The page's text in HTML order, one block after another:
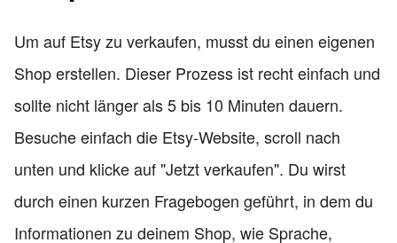
Um auf Etsy zu verkaufen, musst du einen eigenen
Shop erstellen. Dieser Prozess ist recht einfach und
sollte nicht länger als 5 bis 10 Minuten dauern.
Besuche einfach die Etsy-Website, scroll nach
unten und klicke auf "Jetzt verkaufen". Du wirst
durch einen kurzen Fragebogen geführt, in dem du
Informationen zu deinem Shop, wie Sprache,